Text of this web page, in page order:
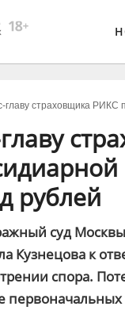
главу страховщика РИКС
рублей
суд
Кузнецова к
спора.
первоначальных